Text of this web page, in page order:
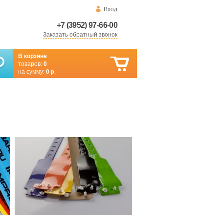
Вход
+7 (3952) 97-66-00
Заказать обратный звонок
В корзине
товаров: 0
на сумму: 0 р.